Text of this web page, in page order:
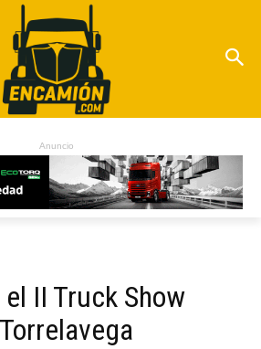
Anuncio
II Truck Show